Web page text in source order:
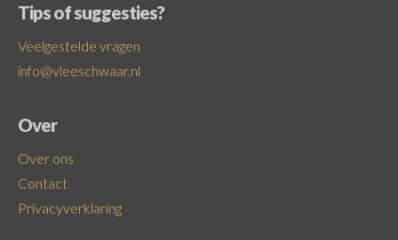
Tips of suggesties?
Veelgestelde vragen
info@vleeschwaar.nl
Over
Over ons
Contact
Privacyverklaring